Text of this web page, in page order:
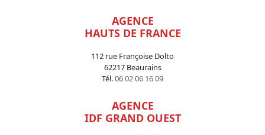
AGENCE
HAUTS DE FRANCE
112 rue Françoise Dolto
62217 Beaurains
Tél.06 02 06 16 09
AGENCE
IDF GRAND OUEST